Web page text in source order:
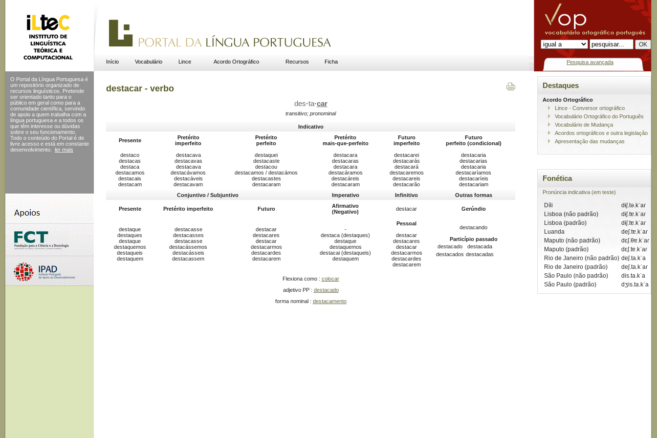
Início Vocabulário Lince Acordo Ortográfico Recursos Ficha Pesquisa avançada
O Portal da Língua Portuguesa é
um repositório organizado de
recursos linguísticos. Pretende
ser orientado tanto para o
público em geral como para a
comunidade científica, servindo
de apoio a quem trabalha com a
língua portuguesa e a todos os
que têm interesse ou dúvidas
sobre o seu funcionamento.
Todo o conteúdo do Portal é de
livre acesso e está em constante
desenvolvimento.
ler mais
destacar - verbo
des·ta·car
transitivo; pronominal
Indicativo
Presente
Pretérito
imperfeito
Pretérito
perfeito
Pretérito
mais-que-perfeito
Futuro
imperfeito
Futuro
perfeito (condicional)
destaco
destacas
destaca
destacamos
destacais
destacam
destacava
destacavas
destacava
destacávamos
destacáveis
destacavam
destaquei
destacaste
destacou
destacamos / destacámos
destacastes
destacaram
destacara
destacaras
destacara
destacáramos
destacáreis
destacaram
destacarei
destacarás
destacará
destacaremos
destacareis
destacarão
destacaria
destacarias
destacaria
destacaríamos
destacaríeis
destacariam
Conjuntivo / Subjuntivo
Imperativo Infinitivo Outras formas
Presente Pretérito imperfeito Futuro
Afirmativo
(Negativo)
destacar Gerúndio
destaque
destaques
destaque
destaquemos
destaqueis
destaquem
destacasse
destacasses
destacasse
destacássemos
destacásseis
destacassem
destacar
destacares
destacar
destacarmos
destacardes
destacarem
-
destaca (destaques)
destaque
destaquemos
destacai (destaqueis)
destaquem
Pessoal
destacar
destacares
destacar
destacarmos
destacardes
destacarem
destacando
Particípio passado
destacado
destacada
destacados destacadas
Flexiona como : colocar
adjetivo PP : destacado
forma nominal : destacamento
Destaques
Acordo Ortográfico
Lince - Conversor ortográfico
Vocabulário Ortográfico do Português
Vocabulário de Mudança
Acordos ortográficos e outra legislação
Apresentação das mudanças
Fonética
Pronúncia indicativa (em teste)
Díli
dɨʃ.tə.kˈaɾ
Lisboa (não padrão)
dɨʃ.tɐ.kˈaɾ
Lisboa (padrão)
dɨʃ.tɐ.kˈaɾ
Luanda
deʃ.tɐ.kˈaɾ
Maputo (não padrão)
dɛʃ.θɐ.kˈaɾ
Maputo (padrão)
dɛʃ.tɐ.kˈaɾ
Rio de Janeiro (não padrão) deʃ.ta.kˈa
Rio de Janeiro (padrão)
deʃ.ta.kˈaɾ
São Paulo (não padrão)
dis.ta.kˈa
São Paulo (padrão)
dʒis.ta.kˈa